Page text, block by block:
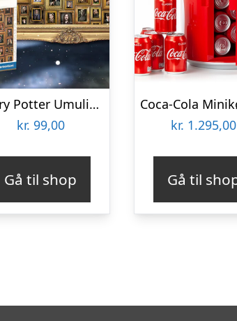
Harry Potter Umulig Puslespil
kr. 99,00
Gå til shop
kr. 1.295,00
Gå til